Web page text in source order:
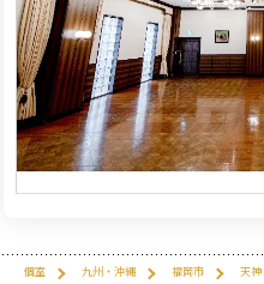
個室 九州・沖縄 福岡市 天神